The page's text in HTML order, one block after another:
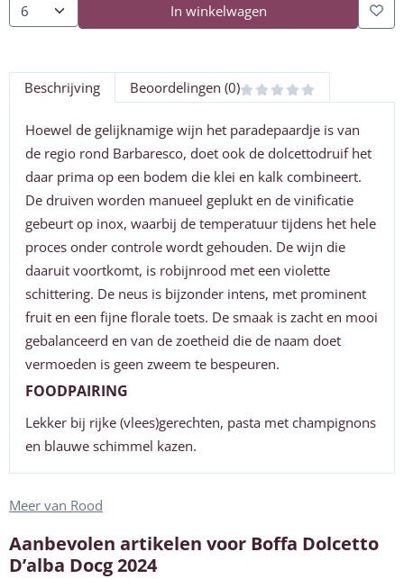
Aantal In winkelwagen
Beschrijving Beoordelingen (0)
Hoewel de gelijknamige wijn het paradepaardje is van
de regio rond Barbaresco, doet ook de dolcettodruif het
daar prima op een bodem die klei en kalk combineert.
De druiven worden manueel geplukt en de vinificatie
gebeurt op inox, waarbij de temperatuur tijdens het hele
proces onder controle wordt gehouden. De wijn die
daaruit voortkomt, is robijnrood met een violette
schittering. De neus is bijzonder intens, met prominent
fruit en een fijne florale toets. De smaak is zacht en mooi
gebalanceerd en van de zoetheid die de naam doet
vermoeden is geen zweem te bespeuren.
FOODPAIRING
Lekker bij rijke (vlees)gerechten, pasta met champignons
en blauwe schimmel kazen.
Meer van Rood
Aanbevolen artikelen voor Boffa Dolcetto
D’alba Docg 2024